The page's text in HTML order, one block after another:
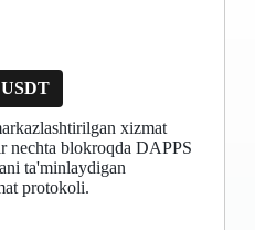
USDT
xizmat
nechta blokroqda DAPPS
ta'minlaydigan
protokoli.